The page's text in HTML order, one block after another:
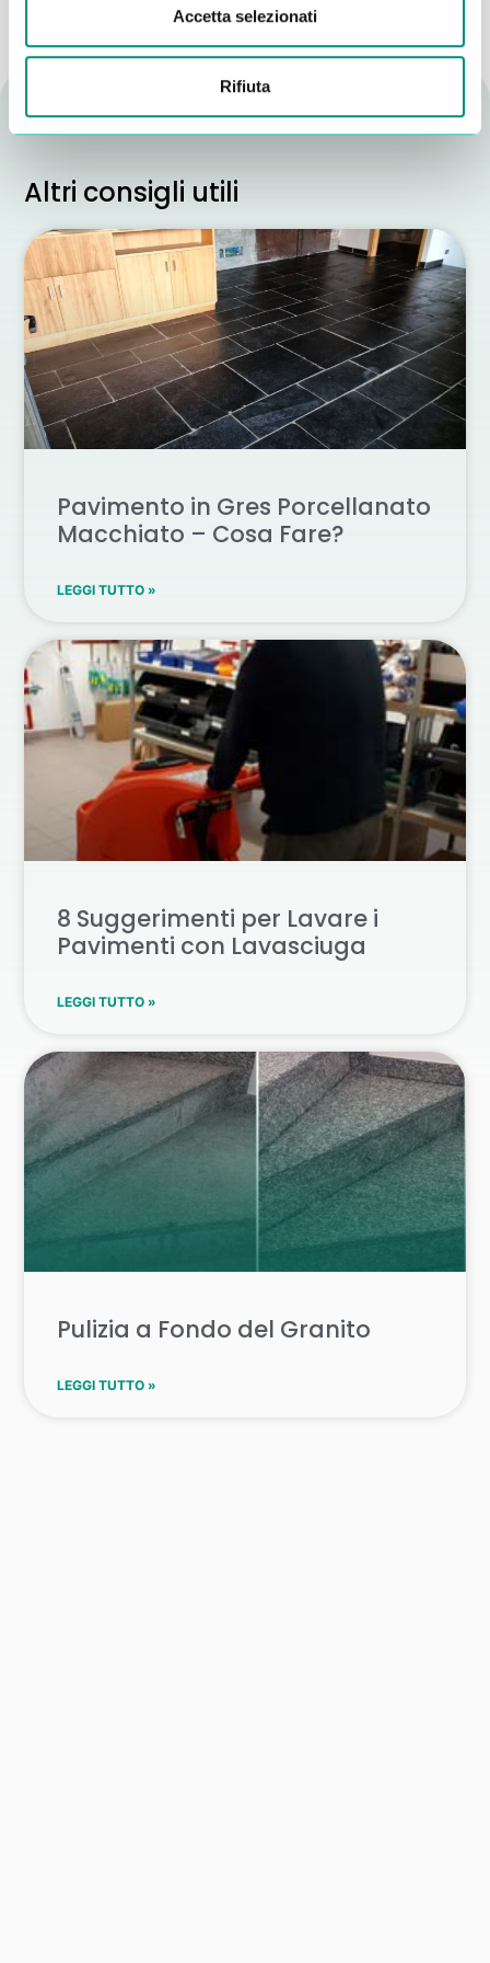
Accetta selezionati
Rifiuta
Altri consigli utili
Pavimento in Gres Porcellanato
Macchiato – Cosa Fare?
LEGGI TUTTO »
8 Suggerimenti per Lavare i
Pavimenti con Lavasciuga
LEGGI TUTTO »
Pulizia a Fondo del Granito
LEGGI TUTTO »